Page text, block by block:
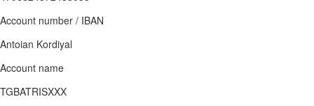
Account number / IBAN
Antoian Kordiyal
Account name
TGBATRISXXX